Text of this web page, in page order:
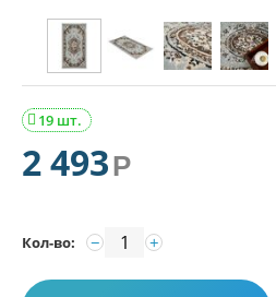
19 шт.

2 493Р
Кол-во: +
−